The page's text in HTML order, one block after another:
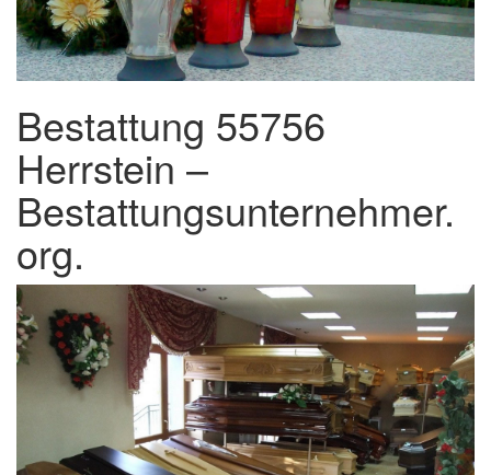
Bestattung 55756
Herrstein –
Bestattungsunternehmer.
org.